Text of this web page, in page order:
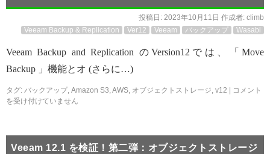
投稿日: 2023年10月11日 作成者: climb
Veeam Backup & Replication
Ver12 Veeam バックアップ Wasabi
Veeam Backup and Replication のVersion12では、「Move
Backup 」機能とオ (さらに…)
タグ: バックアップ, Amazon S3,AWS, オブジェクトストレージ, v12
コメント
を受け付けていません
Veeam 12.1 を検証！第二弾：オブジェクトストレージ